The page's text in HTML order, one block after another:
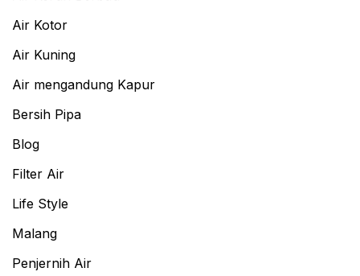
Air Kotor
Air Kuning
Air mengandung Kapur
Bersih Pipa
Blog
Filter Air
Life Style
Malang
Penjernih Air